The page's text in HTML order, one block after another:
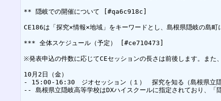
** 隠岐での開催について [#qa6c918c]
CE186は「探究×情報×地域」をキーワードとし、島根県隠岐の島
*** 全体スケジュール（予定） [#ce710473]
※発表申込の件数に応じてCEセッションの長さは前後します。ま
10月2日（金）
- 15:00-16:30　ジオセッション（１）　探究を知る（島根県立
-- 島根県立隠岐高等学校はDXハイスクールに指定されており、「